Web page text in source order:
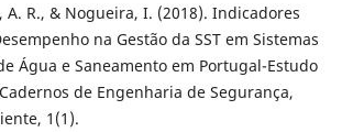
A. R., & Nogueira, I. (2018). Indicadores
na Gestão da SST em Sistemas
Água e Saneamento em Portugal-Estudo
de Engenharia de Segurança,
1(1).